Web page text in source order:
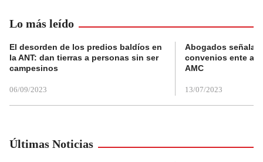
Lo más leído
El desorden de los predios baldíos en
la ANT: dan tierras a personas sin ser
campesinos
06/09/2023
Abogados
convenios ente
AMC
13/07/2023
Últimas Noticias